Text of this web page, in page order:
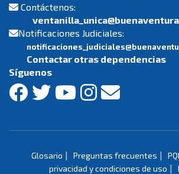
Contáctenos:
Notificaciones Judiciales:
Contactar otras dependencias
Síguenos
Glosario | Preguntas frecuentes |
privacidad y condiciones de uso |